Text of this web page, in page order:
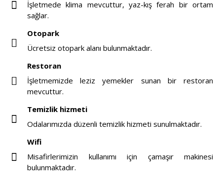
İşletmede klima mevcuttur, yaz-kış ferah bir ortam
sağlar.
Otopark
Ücretsiz otopark alanı bulunmaktadır.
Restoran
İşletmemizde leziz yemekler sunan bir restoran
mevcuttur.
Temizlik hizmeti
Odalarımızda düzenli temizlik hizmeti sunulmaktadır.
Wifi
Misafirlerimizin kullanımı için çamaşır makinesi
bulunmaktadır.